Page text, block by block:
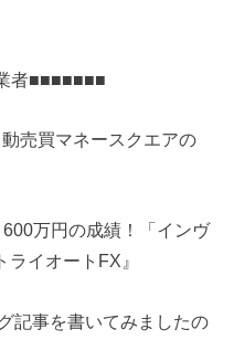
者■■■■■■■
売買マネースクエアの
600万円の成績！「インヴ
イオートFX』
記事を書いてみましたの